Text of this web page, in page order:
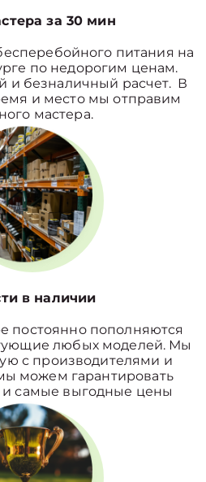
за 30 мин
питания на
по недорогим ценам.
и безналичный расчет. В
и место мы отправим
мастера.
в наличии
постоянно пополняются
любых моделей. Мы
с производителями и
можем гарантировать
и самые выгодные цены